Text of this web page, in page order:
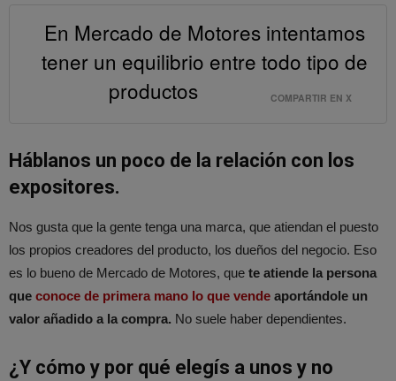
En Mercado de Motores intentamos
tener un equilibrio entre todo tipo de
productos
COMPARTIR EN X
Háblanos un poco de la relación con los
expositores.
Nos gusta que la gente tenga una marca, que atiendan el puesto
los propios creadores del producto, los dueños del negocio. Eso
es lo bueno de Mercado de Motores, que te atiende la persona
que conoce de primera mano lo que vende aportándole un
valor añadido a la compra. No suele haber dependientes.
¿Y cómo y por qué elegís a unos y no